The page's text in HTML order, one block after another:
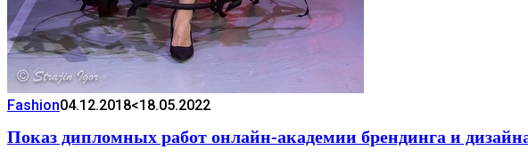
Fashion04.12.2018<18.05.2022
Показ дипломных работ онлайн-академии брендинга и